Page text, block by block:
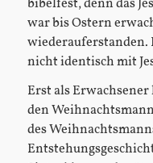
war bis Ostern
wiederauferstanden.
nicht identisch mit
Erst als
den
des